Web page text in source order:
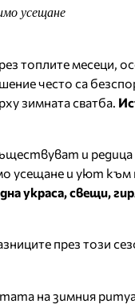
усещане
топлите месеци,
често са
зимната сватба.
и редица
усещане и уют
украса, свещи,
през този
на зимния